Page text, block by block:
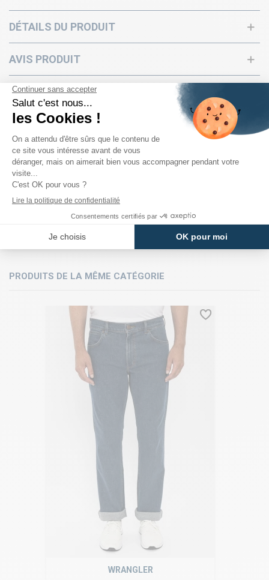
DÉTAILS DU PRODUIT
AVIS PRODUIT
PRODUITS DE LA MÊME CATÉGORIE
WRANGLER